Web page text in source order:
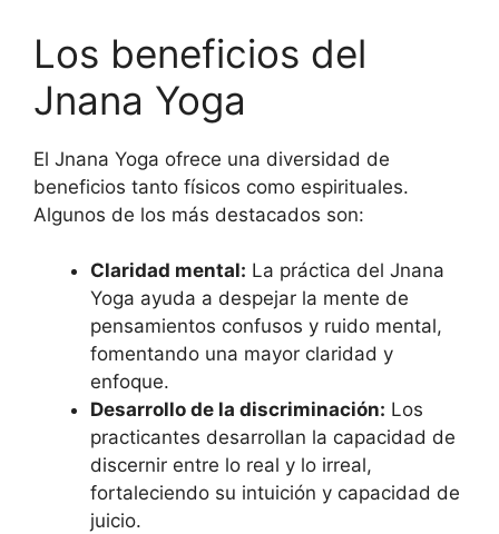
Los beneficios del
Jnana Yoga
El Jnana Yoga ofrece una diversidad de
beneficios tanto físicos como espirituales.
Algunos de los más destacados son:
Claridad mental: La práctica del Jnana
Yoga ayuda a despejar la mente de
pensamientos confusos y ruido mental,
fomentando una mayor claridad y
enfoque.
Desarrollo de la discriminación: Los
practicantes desarrollan la capacidad de
discernir entre lo real y lo irreal,
fortaleciendo su intuición y capacidad de
juicio.